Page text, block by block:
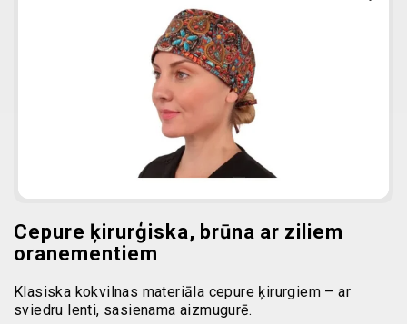
Cepure ķirurģiska, brūna ar ziliem
oranementiem
Klasiska kokvilnas materiāla cepure ķirurgiem – ar
sviedru lenti, sasienama aizmugurē.